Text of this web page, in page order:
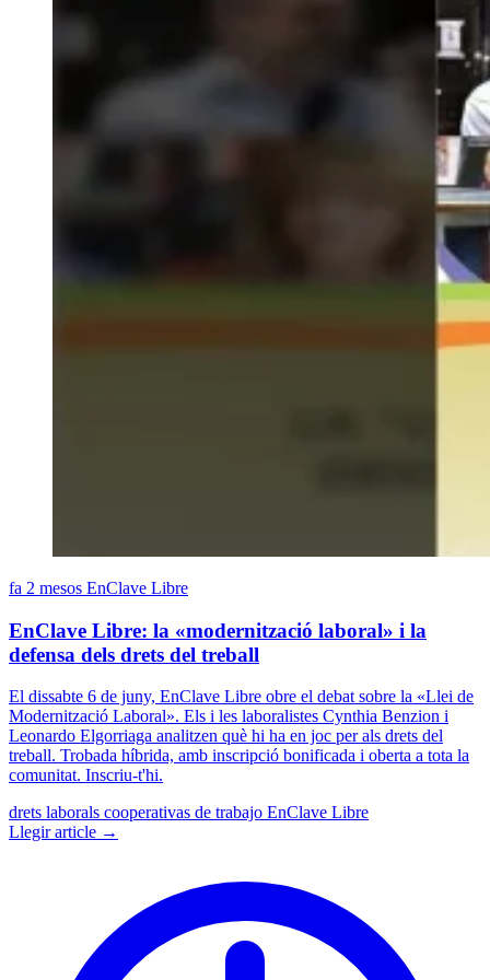
fa 2 mesos EnClave Libre
EnClave Libre: la «modernització laboral» i la
defensa dels drets del treball
El dissabte 6 de juny, EnClave Libre obre el debat sobre la «Llei de
Modernització Laboral». Els i les laboralistes Cynthia Benzion i
Leonardo Elgorriaga analitzen què hi ha en joc per als drets del
treball. Trobada híbrida, amb inscripció bonificada i oberta a tota la
comunitat. Inscriu-t'hi.
drets laborals cooperativas de trabajo EnClave Libre
Llegir article →